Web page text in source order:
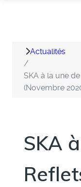
Actualités
SKA à la une
(Novembre
SKA